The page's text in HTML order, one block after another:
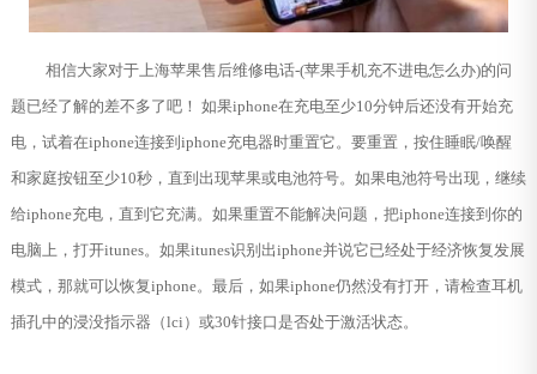
相信大家对于上海苹果售后维修电话-(苹果手机充不进电怎么办)的问
题已经了解的差不多了吧！ 如果iphone在充电至少10分钟后还没有开始充
电，试着在iphone连接到iphone充电器时重置它。要重置，按住睡眠/唤醒
和家庭按钮至少10秒，直到出现苹果或电池符号。如果电池符号出现，继续
给iphone充电，直到它充满。如果重置不能解决问题，把iphone连接到你的
电脑上，打开itunes。如果itunes识别出iphone并说它已经处于经济恢复发展
模式，那就可以恢复iphone。最后，如果iphone仍然没有打开，请检查耳机
插孔中的浸没指示器（lci）或30针接口是否处于激活状态。